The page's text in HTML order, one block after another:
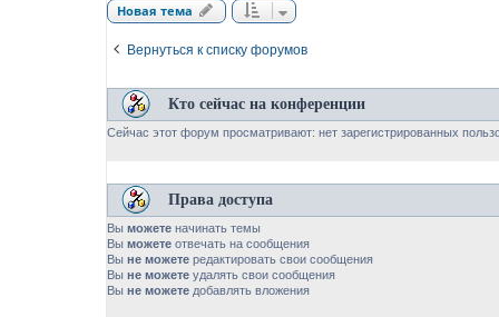
Новая тема
Вернуться к списку форумов
Кто сейчас на конференции
Сейчас этот форум просматривают: нет зарегистрированных
Права доступа
Вы можете начинать темы
Вы можете отвечать на сообщения
Вы не можете редактировать свои сообщения
Вы не можете удалять свои сообщения
Вы не можете добавлять вложения